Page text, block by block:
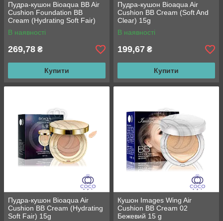
Пудра-кушон Bioaqua BB Air
Cushion Foundation BB
Cream (Hydrating Soft Fair)
15g+15g
В наявності
269,78 ₴
Купити
Пудра-кушон Bioaqua Air
Cushion BB Cream (Soft And
Clear) 15g
В наявності
199,67 ₴
Купити
Пудра-кушон Bioaqua Air
Cushion BB Cream (Hydrating
Soft Fair) 15g
Кушон Images Wing Air
Cushion BB Cream 02
Бежевий 15 g